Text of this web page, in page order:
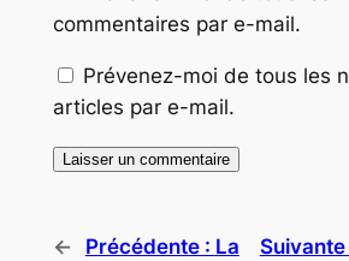
commentaires par e-mail.
Prévenez-moi de tous les
articles par e-mail.
← Précédente : La
Suivante